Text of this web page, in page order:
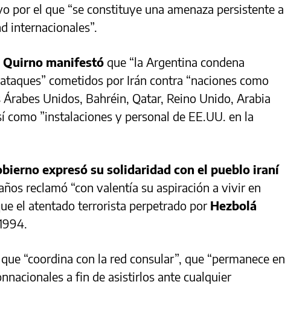
por el que “se constituye una amenaza persistente a
internacionales”.
Quirno manifestó que “la Argentina condena
cometidos por Irán contra “naciones como
Unidos, Bahréin, Qatar, Reino Unido, Arabia
como ”instalaciones y personal de EE.UU. en la
expresó su solidaridad con el pueblo iraní
reclamó “con valentía su aspiración a vivir en
el atentado terrorista perpetrado por Hezbolá
“coordina con la red consular”, que “permanece en
a fin de asistirlos ante cualquier